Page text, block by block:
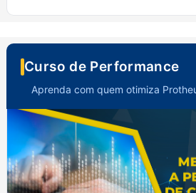
Curso de Performance
Aprenda com quem otimiza